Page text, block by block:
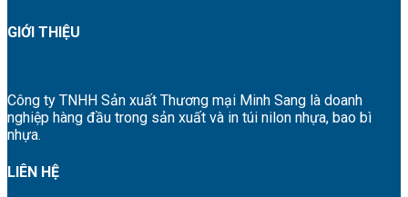
GIỚI THIỆU
Công ty TNHH Sản xuất Thương mại Minh Sang là doanh
nghiệp hàng đầu trong sản xuất và in túi nilon nhựa, bao bì
nhựa.
LIÊN HỆ